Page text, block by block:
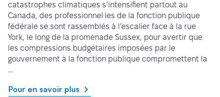
catastrophes climatiques s’intensifient partout au
Canada, des professionnel·les de la fonction publique
fédérale se sont rassemblés à l’escalier face à la rue
York, le long de la promenade Sussex, pour avertir que
les compressions budgétaires imposées par le
gouvernement à la fonction publique compromettent la
…
Pour en savoir plus